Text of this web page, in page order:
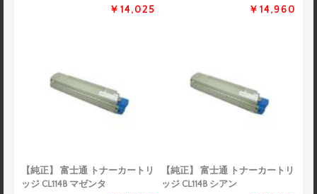
￥14,025 ￥14,960
【純正】 富士通 トナーカートリ
ッジ CL114B マゼンタ
【純正】 富士通 トナーカートリ
ッジ CL114B シアン